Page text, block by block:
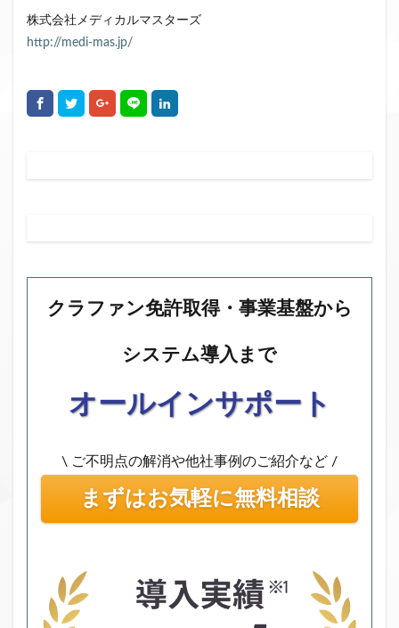
株式会社メディカルマスターズ
http://medi-mas.jp/
クラファン免許取得・事業基盤から
システム導入まで
オールインサポート
\ ご不明点の解消や他社事例のご紹介など /
まずはお気軽に無料相談
サービス一覧 インタビュー
ファンド募集完了
投資型クラウドファンディング